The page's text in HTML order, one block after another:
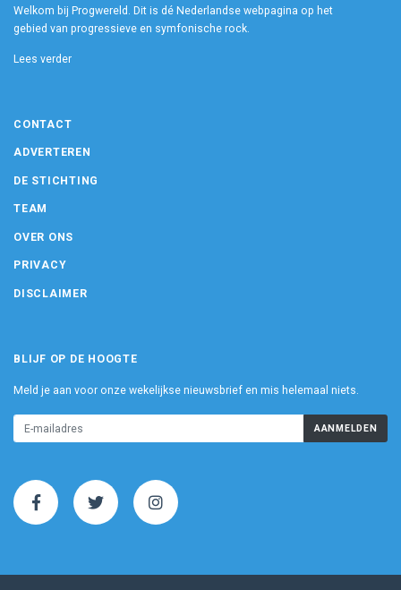
Welkom bij Progwereld. Dit is dé Nederlandse webpagina op het
gebied van progressieve en symfonische rock.
Lees verder
CONTACT
ADVERTEREN
DE STICHTING
TEAM
OVER ONS
PRIVACY
DISCLAIMER
BLIJF OP DE HOOGTE
Meld je aan voor onze wekelijkse nieuwsbrief en mis helemaal niets.
AANMELDEN